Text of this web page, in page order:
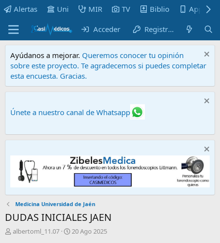
Alertas Uni MIR TV Biblio Apps
Acceder Registrarse
Ayúdanos a mejorar. Queremos conocer tu opinión
sobre este proyecto. Te agradecemos si puedes completar
esta encuesta. Gracias.
Únete a nuestro canal de Whatsapp
Medicina Universidad de Jaén
DUDAS INICIALES JAEN
A
albertoml_11.07
F
20 Ago 2025